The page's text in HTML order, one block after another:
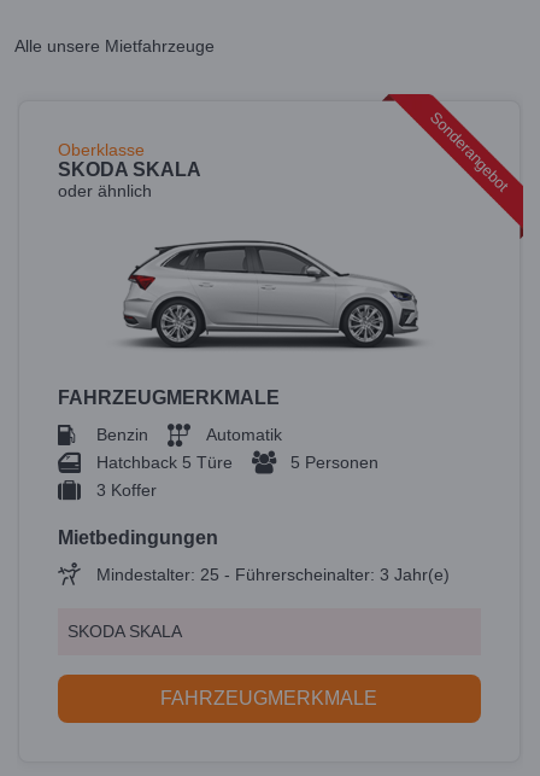
Alle unsere Mietfahrzeuge
Sonderangebot
Oberklasse
SKODA SKALA
oder ähnlich
FAHRZEUGMERKMALE
Benzin
Automatik
Hatchback 5 Türe
5 Personen
3 Koffer
Mietbedingungen
Mindestalter: 25 - Führerscheinalter: 3 Jahr(e)
SKODA SKALA
FAHRZEUGMERKMALE